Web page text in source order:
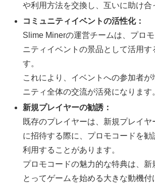
や利用方法を交換し、互いに助け合
コミュニティイベントの活性化：
Slime Minerの運営チームは、プロ
ニティイベントの景品として活用す
す。
これにより、イベントへの参加者が
ニティ全体の交流が活発になります
新規プレイヤーの勧誘：
既存のプレイヤーは、新規プレイ
に招待する際に、プロモコードを勧
利用することがあります。
プロモコードの魅力的な特典は、新
とってゲームを始める大きな動機付